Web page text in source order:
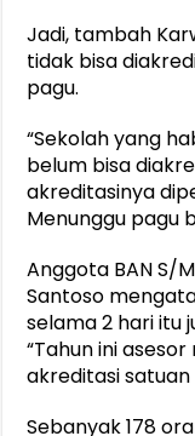
Jadi, tambah
tidak bisa
pagu.
“Sekolah yang
belum bisa
akreditasinya
Menunggu pagu
Anggota BAN S/
Santoso
selama 2 hari itu
“Tahun ini
akreditasi satuan
Sebanyak 178